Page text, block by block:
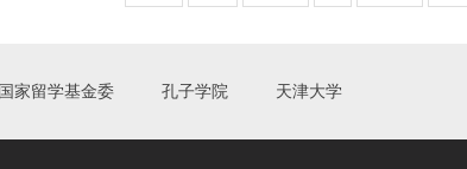
国家留学基金委 孔子学院 天津大学